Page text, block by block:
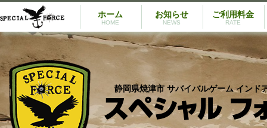
ホーム
HOME
お知らせ
NEWS
ご利用料金
RATE
静岡県焼津市 サバイバルゲーム インド